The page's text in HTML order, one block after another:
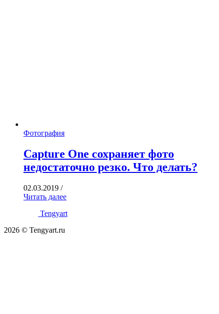
Фотография
Capture One сохраняет фото
недостаточно резко. Что делать?
02.03.2019 /
Читать далее
Tengyart
2026 © Tengyart.ru